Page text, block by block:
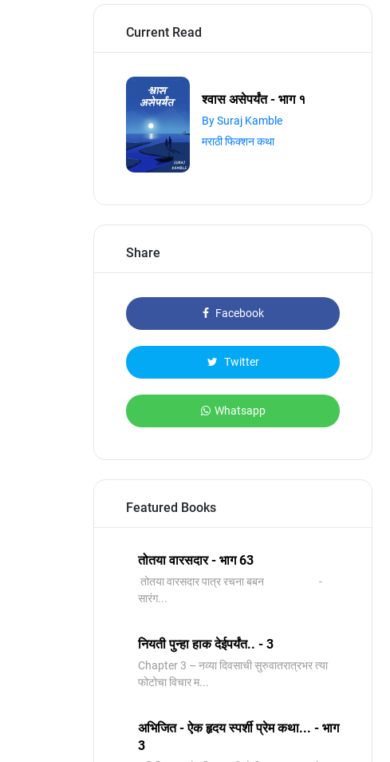
Current Read
श्वास असेपर्यंत - भाग १
By Suraj Kamble
मराठी फिक्शन कथा
Share
Facebook
Twitter
Whatsapp
Featured Books
तोतया वारसदार - भाग 63
तोतया वारसदार पात्र रचना बबन -
सारंग...
नियती पुन्हा हाक देईपर्यंत.. - 3
Chapter 3 – नव्या दिवसाची सुरुवातरात्रभर त्या
फोटोचा विचार म...
अभिजित - ऐक हृदय स्पर्शी प्रेम कथा... - भाग
3